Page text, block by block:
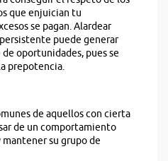
que enjuician tu
se pagan. Alardear
puede generar
oportunidades, pues se
prepotencia.
de aquellos con cierta
de un comportamiento
su grupo de